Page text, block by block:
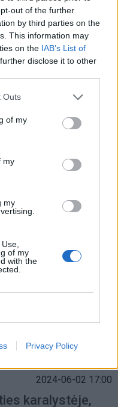
out of the further
by third parties on the
This information may
on the IAB’s List of
disclose it to other
Outs
of my
my
my
of my
with the
Privacy Policy
2024-09-07 17:14
po 250 milijonų
kaip atrodys
2024-06-02 17:00
karalystėje,